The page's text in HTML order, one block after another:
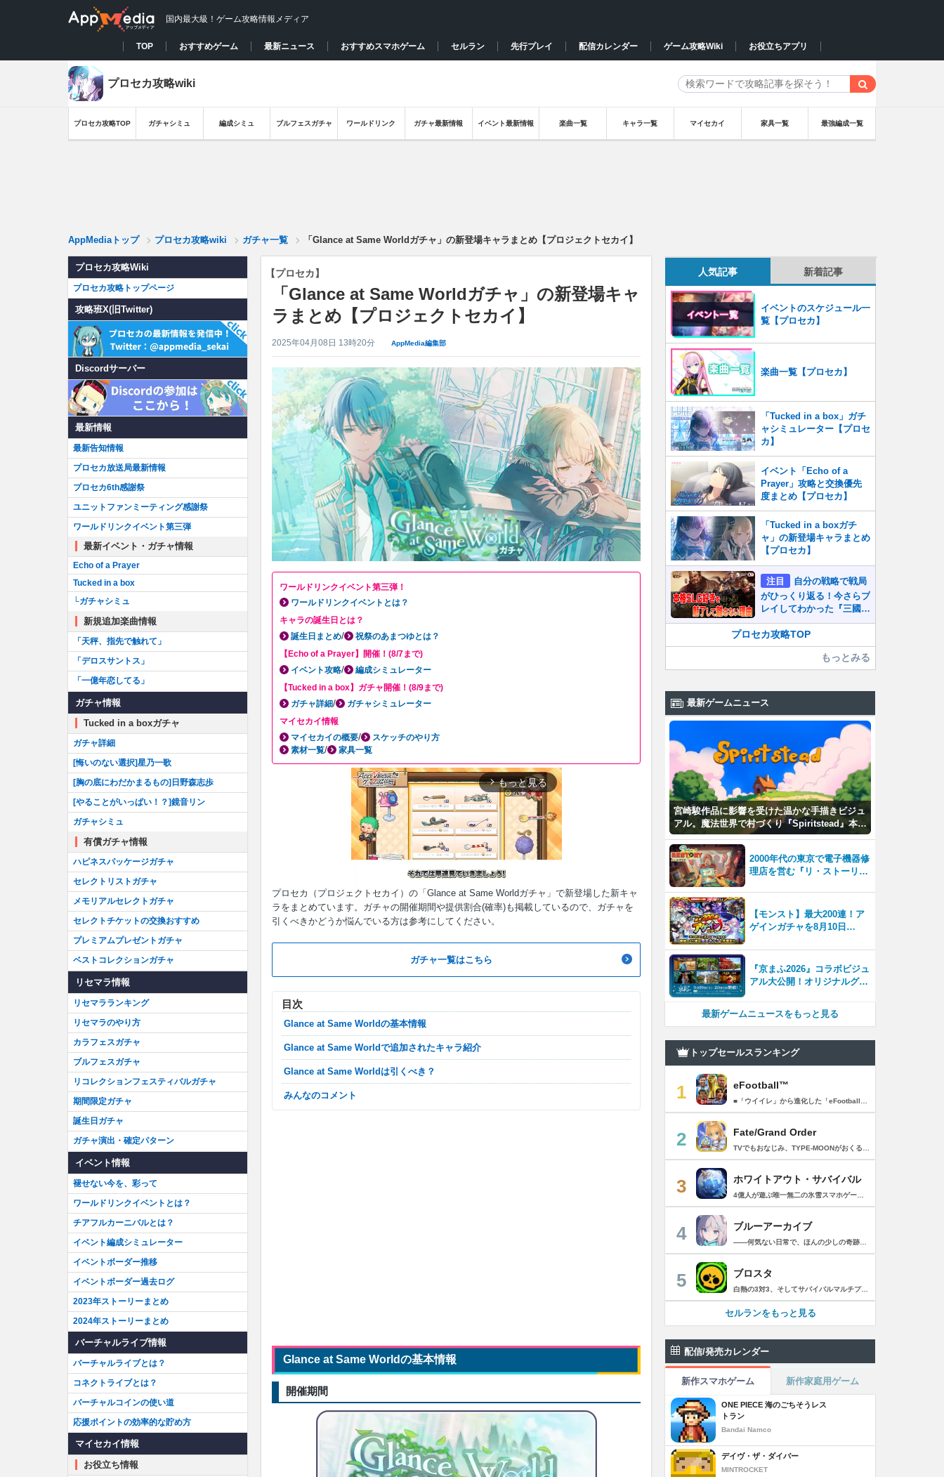
国内最大級！ゲーム攻略情報メディア
TOP おすすめゲーム 最新ニュース おすすめスマホゲーム セルラン 先行プレイ 配信カレンダー ゲーム攻略Wiki お役立ちアプリ
プロセカ攻略wiki
プロセカ攻略TOP ガチャシミュ 編成シミュ ブルフェスガチャ ワールドリンク ガチャ最新情報 イベント最新情報 楽曲一覧 キャラ一覧 マイセカイ 家具一覧 最強編成一覧
AppMediaトップ プロセカ攻略wiki ガチャ一覧 「Glance at Same Worldガチャ」の新登場キャラまとめ【プロジェクトセカイ】
【プロセカ】
「Glance at Same Worldガチャ」の新登場キャ
ラまとめ【プロジェクトセカイ】
2025年04月08日 13時20分 AppMedia編集部
ワールドリンクイベント第三弾！
ワールドリンクイベントとは？
キャラの誕生日とは？
誕生日まとめ/
祝祭のあまつゆとは？
【Echo of a Prayer】開催！(8/7まで)
イベント攻略/
編成シミュレーター
【Tucked in a box】ガチャ開催！(8/9まで)
ガチャ詳細/
ガチャシミュレーター
マイセカイ情報
マイセカイの概要/
スケッチのやり方
素材一覧/ 家具一覧
arrow_forward_ios もっと見る
プロセカ（プロジェクトセカイ）の「Glance at Same Worldガチャ」で新登場した新キャ
ラをまとめています。ガチャの開催期間や提供割合(確率)も掲載しているので、ガチャを
引くべきかどうか悩んでいる方は参考にしてください。
ガチャ一覧はこちら
目次
Glance at Same Worldの基本情報
Glance at Same Worldで追加されたキャラ紹介
Glance at Same Worldは引くべき？
みんなのコメント
Glance at Same Worldの基本情報
開催期間
プロセカ攻略Wiki
プロセカ攻略トップページ
攻略班X(旧Twitter)
Discordサーバー
最新情報
最新告知情報
プロセカ放送局最新情報
プロセカ6th感謝祭
ユニットファンミーティング感謝祭
ワールドリンクイベント第三弾
最新イベント・ガチャ情報
Echo of a Prayer
Tucked in a box
└ガチャシミュ
新規追加楽曲情報
「天秤、指先で触れて」
「デロスサントス」
「一億年恋してる」
ガチャ情報
Tucked in a boxガチャ
ガチャ詳細
[悔いのない選択]星乃一歌
[胸の底にわだかまるもの]日野森志歩
[やることがいっぱい！？]鏡音リン
ガチャシミュ
有償ガチャ情報
ハピネスパッケージガチャ
セレクトリストガチャ
メモリアルセレクトガチャ
セレクトチケットの交換おすすめ
プレミアムプレゼントガチャ
ベストコレクションガチャ
リセマラ情報
リセマラランキング
リセマラのやり方
カラフェスガチャ
ブルフェスガチャ
リコレクションフェスティバルガチャ
期間限定ガチャ
誕生日ガチャ
ガチャ演出・確定パターン
イベント情報
褪せない今を、彩って
ワールドリンクイベントとは？
チアフルカーニバルとは？
イベント編成シミュレーター
イベントボーダー推移
イベントボーダー過去ログ
2023年ストーリーまとめ
2024年ストーリーまとめ
バーチャルライブ情報
バーチャルライブとは？
コネクトライブとは？
バーチャルコインの使い道
応援ポイントの効率的な貯め方
マイセカイ情報
お役立ち情報
人気記事 新着記事
イベントのスケジュール一
覧【プロセカ】
楽曲一覧【プロセカ】
「Tucked in a box」ガチ
ャシミュレーター【プロセ
カ】
イベント「Echo of a
Prayer」攻略と交換優先
度まとめ【プロセカ】
「Tucked in a boxガチ
ャ」の新登場キャラまとめ
【プロセカ】
注目
自分の戦略で戦局
がひっくり返る！今さらプ
レイしてわかった『三國志
真戦』が本格SLG好きを
魅了して離さないワケ
プロセカ攻略TOP
もっとみる
最新ゲームニュース
宮崎駿作品に影響を受けた温かな手描きビジュ
アル。魔法世界で村づくり『Spiritstead』本日
発売
2000年代の東京で電子機器修
理店を営む『リ・ストーリー:
【モンスト】最大200連！ア
ゲインガチャを8月10日
『京まふ2026』コラボビジュ
アル大公開！オリジナルグッ
ど、見どころ満載！！
最新ゲームニュースをもっと見る
トップセールスランキング
1 eFootball™
2 Fate/Grand Order
3 ホワイトアウト・サバイバル
4 ブルーアーカイブ
5 ブロスタ
白熱の3対3、そしてサバイバルマルチプレイを楽しめるモバイルゲーム！3分間で展開する様々なゲームモード… 友達と共闘するもよし、一人で戦うもよし。 強力な必殺技や特殊能力を持ったキャラクターを入手して、アップグレードしましょう。ユニークなスキンを集めれば、戦場でひときわ目立つこと間違いなし！ブロスタワールドの不思議なステージで、バトルを繰り広げましょう！ ブロスタは無料でダウンロードおよびプレイが可能ですが、一部のゲーム内アイテムを有料で購入いただくことも可能です（ランダムなアイテムを含む）。ゲーム内アイテムの有料購入を希望しない場合は、デバイスの設定からアプリ内課金を無効にしてください。 様々なゲームモードで戦おう エメラルドハント（3対3）：チームの仲間と共に敵チームに勝利！エメラルドを10個集めたら最後まで守り抜きましょう。倒されるとエメラルドも失います。 バトルロイヤル（ソロ/デュオ）：生き残りをかけたサバイバルモード。キャラクターのパワーアップを集めましょう。デュオまたはソロモードを選んだら、大混乱の戦場で最後まで生き延びた者が勝者となります。そして勝者がすべてを独り占めします！ ブロストライカー（3対3）：ひと味違うゲームモードです！サッカーの腕試しといきましょう。先に2ゴールを決めたチームが勝利します。なおレッドカードはありませんので、激しいバトルにご注意ください。 賞金稼ぎ（3対3）：敵を倒して星を獲得！自分の星も守り抜きましょう。より多くの星を集めたチームの勝利です。 強奪（3対3）：チームの金庫を守りながら、敵チームの金庫の破壊を目指します。ひっそりと前進したら、豪快にお宝までの道を切り拓きましょう！ 特別イベント：期間限定の特別な対人および対CPUゲームモードです。 チャンピオンシップチャレンジ：ブロスタのゲーム内予選に参加して、eスポーツの世界に飛び込みましょう！ キャラクターのアンロックとアップグレード 強力な必殺技や特殊能力を持ったキャラクターを集めて、アップグレードしましょう。キャラクターを強化して、ユニークなスキンを集めましょう。 ブロスタパス クエストやブロスタボックス、エメラルド、ピンズ、そしてブロスタパス限定スキンなど、特典が盛りだくさん！シーズンごとに特典は変わります。 MVPプレイヤーになろう ローカルのランキングを駆け上がり、あなたの強さを証明しましょう！ どんな時も進化しよう 新たなキャラクターやスキン、マップ、特別イベント、ゲームモードを探し求めましょう。 特徴： 3対3のリアルタイム対戦で世界中のプレイヤーとバトル 白熱のモバイル向けサバイバルマルチプレイ 独自の攻撃や必殺技を持った、強力な新キャラクターをアンロック 日々入れ替わるイベントとゲームモード バトルは一人でも、フレンドと一緒でもプレイ可能 グローバルまたはローカルのランキングを駆け上がろう 仲間とクラブを結成したり参加したりして、情報交換しながら共に戦おう スキンをアンロックしてキャラクターをカスタマイズ プレイヤーが作った攻略の難しい新マップ クラッシュ・オブ・クラン、クラッシュ・ロワイヤル、ブーム・ビーチの制作会社がお届けするバトルゲーム！ サポート： サポートが必要な際は、ゲーム内の設定の「ヘルプとサポート」からご連絡いただくか、http://supercell.helpshift.com/a/brawl-stars/をご覧ください。 プライバシーポリシー： http://supercell.com/en/privacy-policy/jp/ サービス利用規約： http://supercell.com/en/terms-of-service/jp/ 保護者の皆さまへ： http://supercell.com/en/parents/jp/
セルランをもっと見る
配信/発売カレンダー
新作スマホゲーム 新作家庭用ゲーム
ONE PIECE 海のごちそうレス
トラン
Bandai Namco
デイヴ・ザ・ダイバー
MINTROCKET